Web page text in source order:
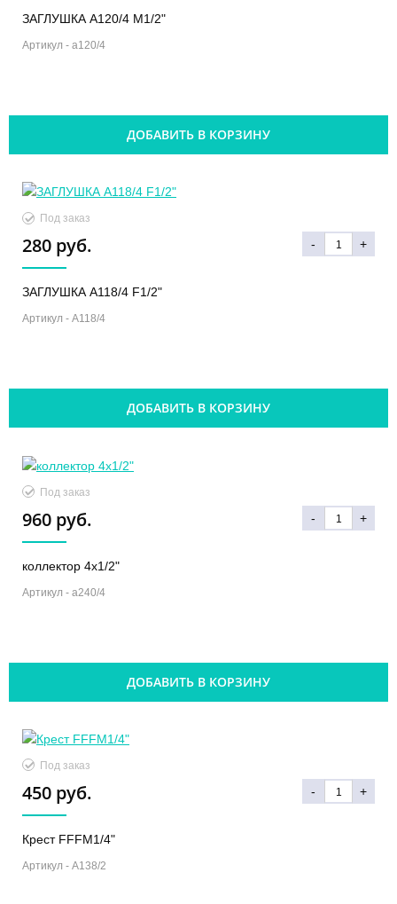
ЗАГЛУШКА A120/4 M1/2"
Артикул - a120/4
ДОБАВИТЬ В КОРЗИНУ
Под заказ
280 руб. - +
ЗАГЛУШКА A118/4 F1/2"
Артикул - A118/4
ДОБАВИТЬ В КОРЗИНУ
Под заказ
960 руб. - +
коллектор 4х1/2"
Артикул - a240/4
ДОБАВИТЬ В КОРЗИНУ
Под заказ
450 руб. - +
Крест FFFМ1/4"
Артикул - A138/2